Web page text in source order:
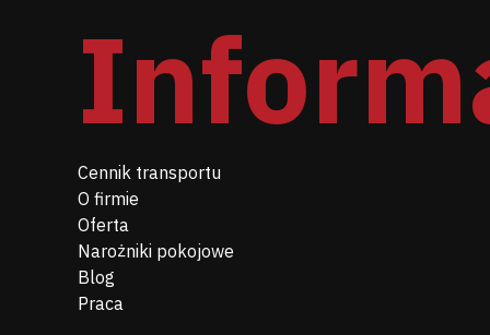
Cennik transportu
O firmie
Oferta
Narożniki pokojowe
Blog
Praca